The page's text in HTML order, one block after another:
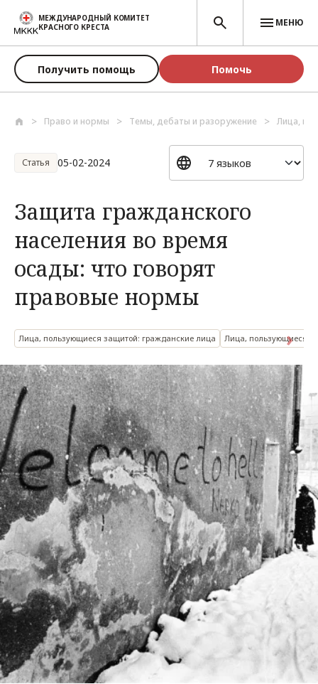
Перейти к основному содержанию
МЕЖДУНАРОДНЫЙ КОМИТЕТ
КРАСНОГО КРЕСТА
МЕНЮ
Получить помощь Помочь
Право и нормы Темы, дебаты и разоружение Лица,
Статья 05-02-2024
Защита гражданского
населения во время
осады: что говорят
правовые нормы
Лица, пользующиеся защитой: гражданские лица Лица, пользующиеся